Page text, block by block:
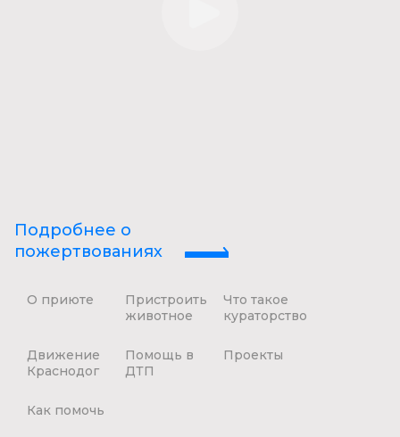
Подробнее о
пожертвованиях
О приюте
Пристроить
животное
Что такое
кураторство
Движение
Краснодог
Помощь в
ДТП
Проекты
Как помочь